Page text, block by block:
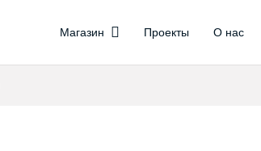
Магазин Проекты О нас